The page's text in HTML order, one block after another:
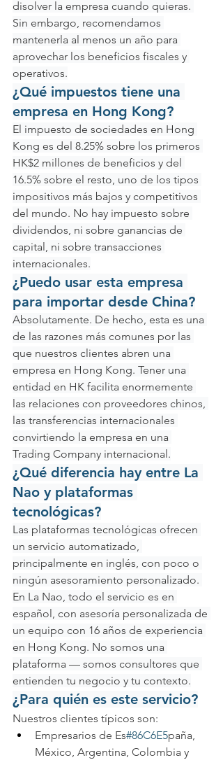
disolver la empresa cuando quieras.
Sin embargo, recomendamos
mantenerla al menos un año para
aprovechar los beneficios fiscales y
operativos.
¿Qué impuestos tiene una
empresa en Hong Kong?
El impuesto de sociedades en Hong
Kong es del 8.25% sobre los primeros
HK$2 millones de beneficios y del
16.5% sobre el resto, uno de los tipos
impositivos más bajos y competitivos
del mundo. No hay impuesto sobre
dividendos, ni sobre ganancias de
capital, ni sobre transacciones
internacionales.
¿Puedo usar esta empresa
para importar desde China?
Absolutamente. De hecho, esta es una
de las razones más comunes por las
que nuestros clientes abren una
empresa en Hong Kong. Tener una
entidad en HK facilita enormemente
las relaciones con proveedores chinos,
las transferencias internacionales
convirtiendo la empresa en una
Trading Company internacional.
¿Qué diferencia hay entre La
Nao y plataformas
tecnológicas?
Las plataformas tecnológicas ofrecen
un servicio automatizado,
principalmente en inglés, con poco o
ningún asesoramiento personalizado.
En La Nao, todo el servicio es en
español, con asesoría personalizada de
un equipo con 16 años de experiencia
en Hong Kong. No somos una
plataforma — somos consultores que
entienden tu negocio y tu contexto.
¿Para quién es este servicio?
Nuestros clientes típicos son:
Empresarios de Es#86C6E5paña,
México, Argentina, Colombia y